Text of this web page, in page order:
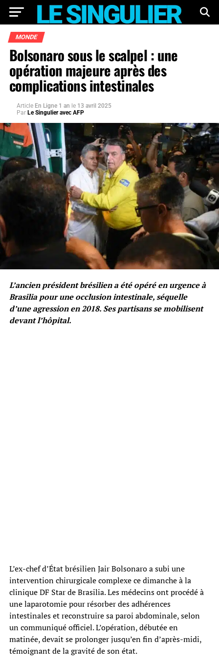
MONDE
Bolsonaro sous le scalpel : une
opération majeure après des
complications intestinales
Article En Ligne 1 an le 13 avril 2025
Par Le Singulier avec AFP
L’ancien président brésilien a été opéré en urgence à
Brasilia pour une occlusion intestinale, séquelle
d’une agression en 2018. Ses partisans se mobilisent
devant l’hôpital.
L’ex-chef d’État brésilien Jair Bolsonaro a subi une
intervention chirurgicale complexe ce dimanche à la
clinique DF Star de Brasilia. Les médecins ont procédé à
une laparotomie pour résorber des adhérences
intestinales et reconstruire sa paroi abdominale, selon
un communiqué officiel. L’opération, débutée en
matinée, devait se prolonger jusqu’en fin d’après-midi,
témoignant de la gravité de son état.